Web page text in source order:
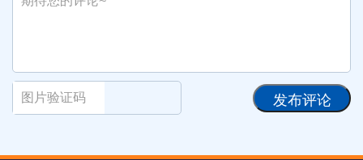
发布评论